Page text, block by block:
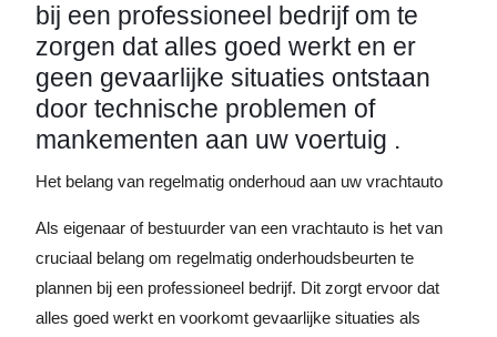
bij een professioneel bedrijf om te
zorgen dat alles goed werkt en er
geen gevaarlijke situaties ontstaan
door technische problemen of
mankementen aan uw voertuig .
Het belang van regelmatig onderhoud aan uw vrachtauto
Als eigenaar of bestuurder van een vrachtauto is het van
cruciaal belang om regelmatig onderhoudsbeurten te
plannen bij een professioneel bedrijf. Dit zorgt ervoor dat
alles goed werkt en voorkomt gevaarlijke situaties als